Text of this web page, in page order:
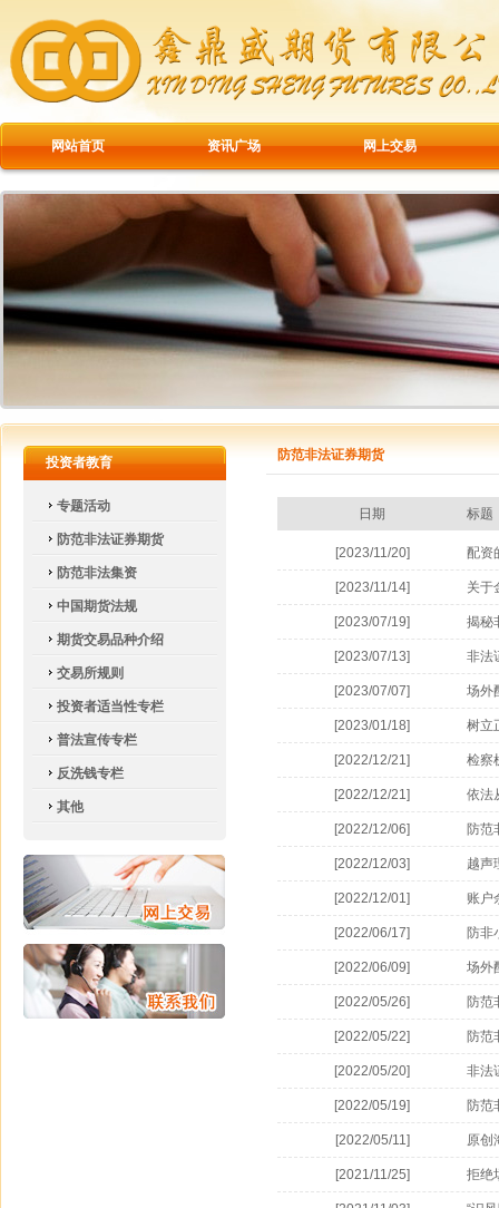
网站首页 资讯广场 网上交易
投资者教育
专题活动
防范非法证券期货
防范非法集资
中国期货法规
期货交易品种介绍
交易所规则
投资者适当性专栏
普法宣传专栏
反洗钱专栏
其他
防范非法证券期货
日期 标题
[2023/11/20] 配资
[2023/11/14] 关于
[2023/07/19] 揭秘
[2023/07/13] 非法
[2023/07/07] 场外
[2023/01/18] 树立
[2022/12/21] 检察
[2022/12/21] 依法
[2022/12/06] 防范
[2022/12/03] 越声
[2022/12/01] 账户
[2022/06/17] 防非
[2022/06/09] 场外
[2022/05/26] 防范
[2022/05/22] 防范
[2022/05/20] 非法
[2022/05/19] 防范
[2022/05/11] 原创
[2021/11/25] 拒绝